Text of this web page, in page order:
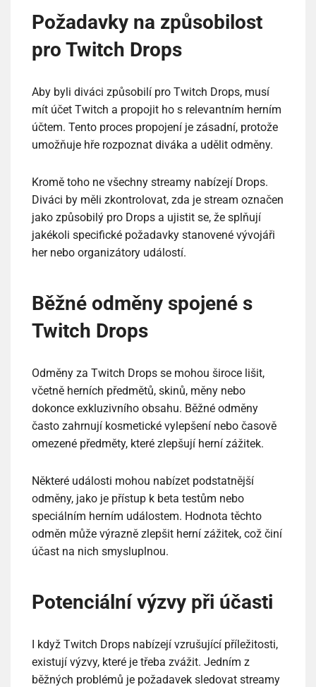
Požadavky na způsobilost
pro Twitch Drops
Aby byli diváci způsobilí pro Twitch Drops, musí
mít účet Twitch a propojit ho s relevantním herním
účtem. Tento proces propojení je zásadní, protože
umožňuje hře rozpoznat diváka a udělit odměny.
Kromě toho ne všechny streamy nabízejí Drops.
Diváci by měli zkontrolovat, zda je stream označen
jako způsobilý pro Drops a ujistit se, že splňují
jakékoli specifické požadavky stanovené vývojáři
her nebo organizátory událostí.
Běžné odměny spojené s
Twitch Drops
Odměny za Twitch Drops se mohou široce lišit,
včetně herních předmětů, skinů, měny nebo
dokonce exkluzivního obsahu. Běžné odměny
často zahrnují kosmetické vylepšení nebo časově
omezené předměty, které zlepšují herní zážitek.
Některé události mohou nabízet podstatnější
odměny, jako je přístup k beta testům nebo
speciálním herním událostem. Hodnota těchto
odměn může výrazně zlepšit herní zážitek, což činí
účast na nich smysluplnou.
Potenciální výzvy při účasti
I když Twitch Drops nabízejí vzrušující příležitosti,
existují výzvy, které je třeba zvážit. Jedním z
běžných problémů je požadavek sledovat streamy